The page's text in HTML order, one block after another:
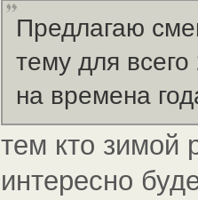
Предлагаю
тему для
на времена
тем кто зимой
интересно